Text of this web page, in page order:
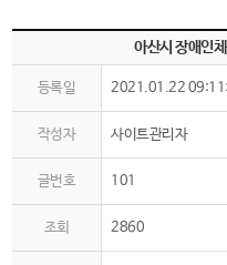
아산시 장애인
등록일 2021.01.22
작성자 사이트관리자
글번호 101
조회 2860